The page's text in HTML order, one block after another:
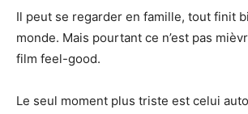
Il peut se regarder en famille, tout finit
monde. Mais pourtant ce n’est pas
film feel-good.
Le seul moment plus triste est celui